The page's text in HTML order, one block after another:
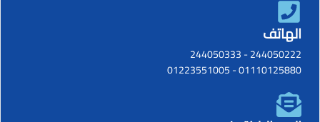
الهاتف
244050222
-
244050333
01110125880
-
01223551005